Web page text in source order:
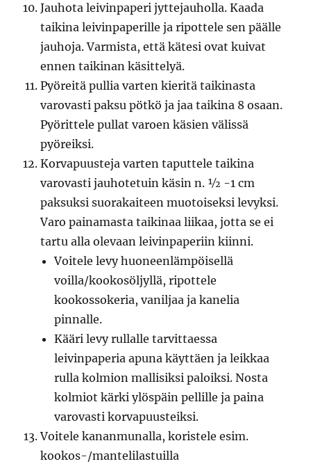
Jauhota leivinpaperi jyttejauholla. Kaada
taikina leivinpaperille ja ripottele sen päälle
jauhoja. Varmista, että kätesi ovat kuivat
ennen taikinan käsittelyä.
Pyöreitä pullia varten kieritä taikinasta
varovasti paksu pötkö ja jaa taikina 8 osaan.
Pyörittele pullat varoen käsien välissä
pyöreiksi.
Korvapuusteja varten taputtele taikina
varovasti jauhotetuin käsin n. ½ -1 cm
paksuksi suorakaiteen muotoiseksi levyksi.
Varo painamasta taikinaa liikaa, jotta se ei
tartu alla olevaan leivinpaperiin kiinni.
Voitele levy huoneenlämpöisellä
voilla/kookosöljyllä, ripottele
kookossokeria, vaniljaa ja kanelia
pinnalle.
Kääri levy rullalle tarvittaessa
leivinpaperia apuna käyttäen ja leikkaa
rulla kolmion mallisiksi paloiksi. Nosta
kolmiot kärki ylöspäin pellille ja paina
varovasti korvapuusteiksi.
Voitele kananmunalla, koristele esim.
kookos-/mantelilastuilla